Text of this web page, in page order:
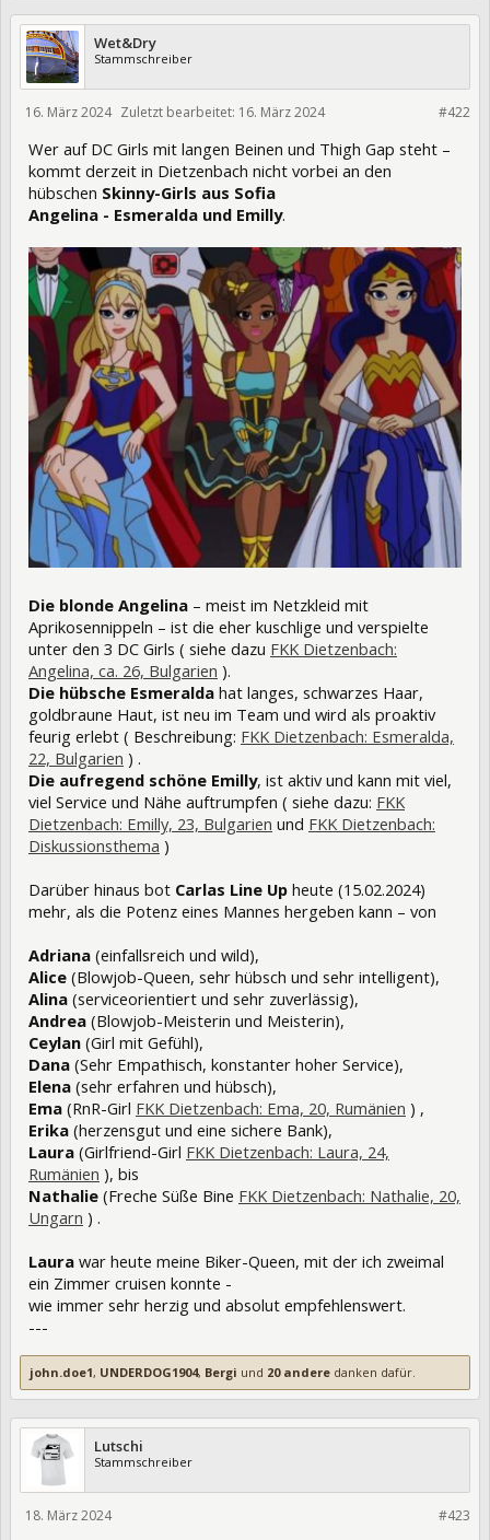
Wet&Dry
Stammschreiber
#422
16. März 2024 Zuletzt bearbeitet: 16. März 2024
Wer auf DC Girls mit langen Beinen und Thigh Gap steht –
kommt derzeit in Dietzenbach nicht vorbei an den
hübschen Skinny-Girls aus Sofia
Angelina - Esmeralda und Emilly.
Die blonde Angelina – meist im Netzkleid mit
Aprikosennippeln – ist die eher kuschlige und verspielte
unter den 3 DC Girls ( siehe dazu FKK Dietzenbach:
Angelina, ca. 26, Bulgarien ).
Die hübsche Esmeralda hat langes, schwarzes Haar,
goldbraune Haut, ist neu im Team und wird als proaktiv
feurig erlebt ( Beschreibung: FKK Dietzenbach: Esmeralda,
22, Bulgarien ) .
Die aufregend schöne Emilly, ist aktiv und kann mit viel,
viel Service und Nähe auftrumpfen ( siehe dazu: FKK
Dietzenbach: Emilly, 23, Bulgarien und FKK Dietzenbach:
Diskussionsthema )
Darüber hinaus bot Carlas Line Up heute (15.02.2024)
mehr, als die Potenz eines Mannes hergeben kann – von
Adriana (einfallsreich und wild),
Alice (Blowjob-Queen, sehr hübsch und sehr intelligent),
Alina (serviceorientiert und sehr zuverlässig),
Andrea (Blowjob-Meisterin und Meisterin),
Ceylan (Girl mit Gefühl),
Dana (Sehr Empathisch, konstanter hoher Service),
Elena (sehr erfahren und hübsch),
Ema (RnR-Girl FKK Dietzenbach: Ema, 20, Rumänien ) ,
Erika (herzensgut und eine sichere Bank),
Laura (Girlfriend-Girl FKK Dietzenbach: Laura, 24,
Rumänien ), bis
Nathalie (Freche Süße Bine FKK Dietzenbach: Nathalie, 20,
Ungarn ) .
Laura war heute meine Biker-Queen, mit der ich zweimal
ein Zimmer cruisen konnte -
wie immer sehr herzig und absolut empfehlenswert.
---
john.doe1, UNDERDOG1904, Bergi und 20 andere danken dafür.
Lutschi
Stammschreiber
#423
18. März 2024